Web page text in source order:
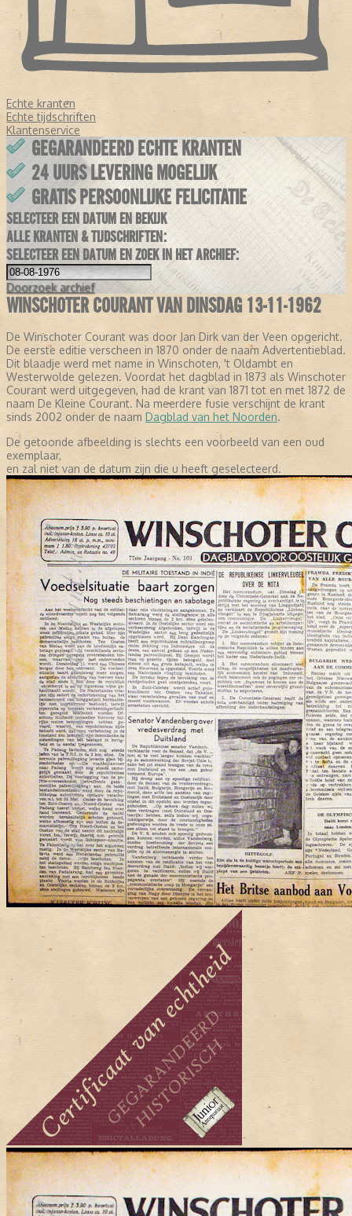
Echte kranten
Echte tijdschriften
Klantenservice
GEGARANDEERD ECHTE KRANTEN
24 UURS LEVERING MOGELIJK
GRATIS PERSOONLIJKE FELICITATIE
SELECTEER EEN DATUM EN BEKIJK
ALLE KRANTEN & TIJDSCHRIFTEN:
SELECTEER EEN DATUM EN ZOEK IN HET ARCHIEF:
Doorzoek archief
WINSCHOTER COURANT VAN DINSDAG 13-11-1962
De Winschoter Courant was door Jan Dirk van der Veen opgericht.
De eerste editie verscheen in 1870 onder de naam Advertentieblad.
Dit blaadje werd met name in Winschoten, 't Oldambt en
Westerwolde gelezen. Voordat het dagblad in 1873 als Winschoter
Courant werd uitgegeven, had de krant van 1871 tot en met 1872 de
naam De Kleine Courant. Na meerdere fusie verschijnt de krant
sinds 2002 onder de naam Dagblad van het Noorden.
De getoonde afbeelding is slechts een voorbeeld van een oud
exemplaar,
en zal niet van de datum zijn die u heeft geselecteerd.